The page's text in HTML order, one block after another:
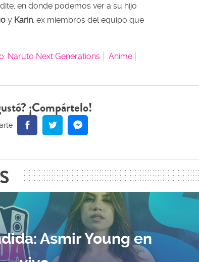
en donde podemos ver a su hijo
y Karin, ex miembros del equipo que
Naruto Next Generations
Anime
¡Compártelo!
Asmir Young en